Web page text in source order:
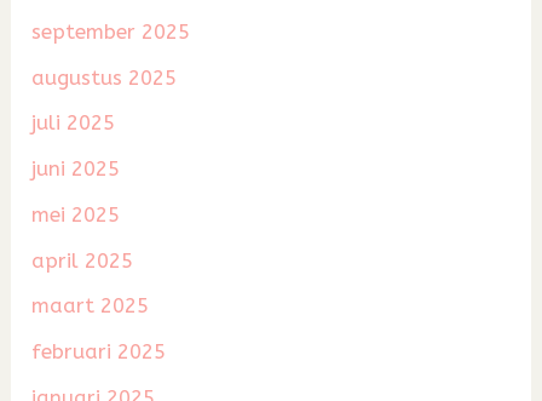
september 2025
augustus 2025
juli 2025
juni 2025
mei 2025
april 2025
maart 2025
februari 2025